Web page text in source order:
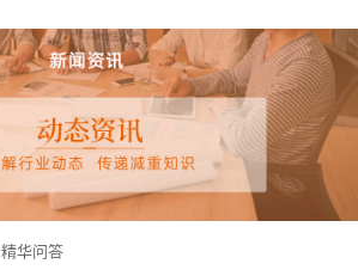
g
g
n
v
精华问答